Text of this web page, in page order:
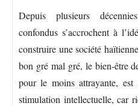
Depuis plusieurs
confondus s’accrochent à
construire une société
bon gré mal gré, le bien-être
pour le moins attrayante,
stimulation intellectuelle, car